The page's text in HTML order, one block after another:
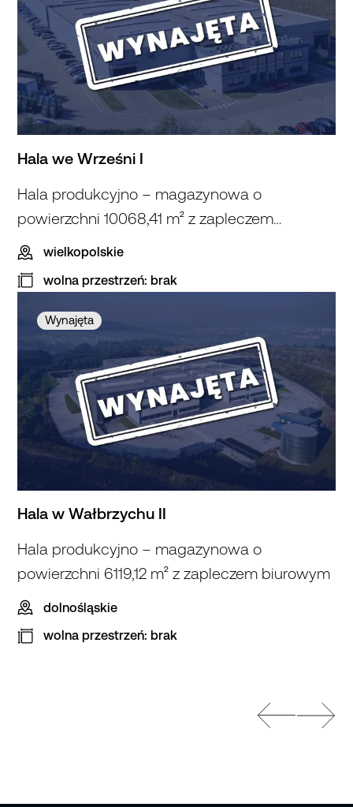
Hala we Wrześni I
Hala produkcyjno – magazynowa o
powierzchni 10068,41 m² z zapleczem
biurowym
wielkopolskie
wolna przestrzeń: brak
Wynajęta
Hala w Wałbrzychu II
Hala produkcyjno – magazynowa o
powierzchni 6119,12 m² z zapleczem biurowym
dolnośląskie
wolna przestrzeń: brak